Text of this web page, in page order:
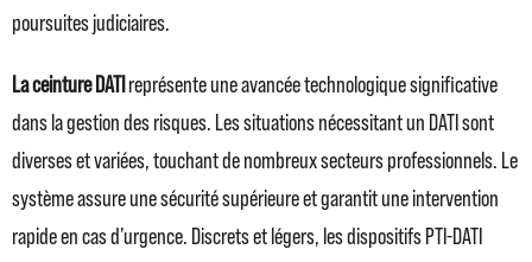
poursuites judiciaires.
La ceinture DATI représente une avancée technologique significative
dans la gestion des risques. Les situations nécessitant un DATI sont
diverses et variées, touchant de nombreux secteurs professionnels. Le
système assure une sécurité supérieure et garantit une intervention
rapide en cas d’urgence. Discrets et légers, les dispositifs PTI-DATI